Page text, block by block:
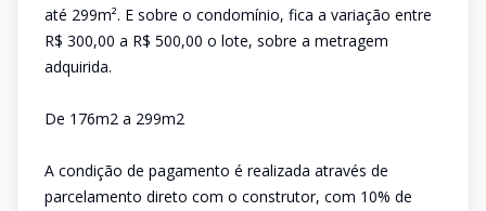
até 299m². E sobre o condomínio, fica a variação entre
R$ 300,00 a R$ 500,00 o lote, sobre a metragem
adquirida.
De 176m2 a 299m2
A condição de pagamento é realizada através de
parcelamento direto com o construtor, com 10% de